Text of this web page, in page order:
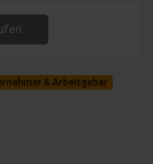
& Arbeitgeber